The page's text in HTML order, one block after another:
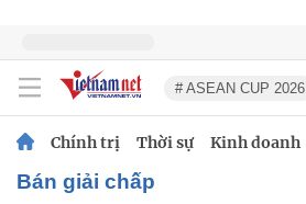
# ASEAN CUP 2026
Chính trị Thời sự Kinh doanh
bán giải chấp